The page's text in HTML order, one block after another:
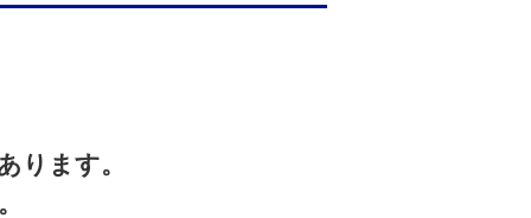
ります。